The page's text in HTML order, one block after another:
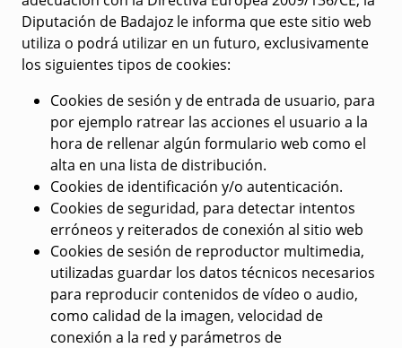
Diputación de Badajoz le informa que este sitio web
utiliza o podrá utilizar en un futuro, exclusivamente
los siguientes tipos de cookies:
Cookies de sesión y de entrada de usuario, para
por ejemplo ratrear las acciones el usuario a la
hora de rellenar algún formulario web como el
alta en una lista de distribución.
Cookies de identificación y/o autenticación.
Cookies de seguridad, para detectar intentos
erróneos y reiterados de conexión al sitio web
Cookies de sesión de reproductor multimedia,
utilizadas guardar los datos técnicos necesarios
para reproducir contenidos de vídeo o audio,
como calidad de la imagen, velocidad de
conexión a la red y parámetros de